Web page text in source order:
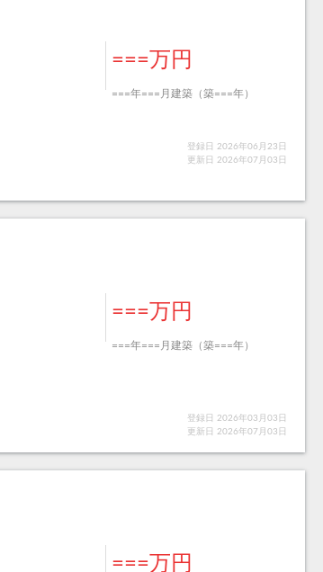
===万円
===年===月建築（築===年）
登録日 2026年06月23日
更新日 2026年07月03日
===万円
===年===月建築（築===年）
登録日 2026年03月03日
更新日 2026年07月03日
===万円